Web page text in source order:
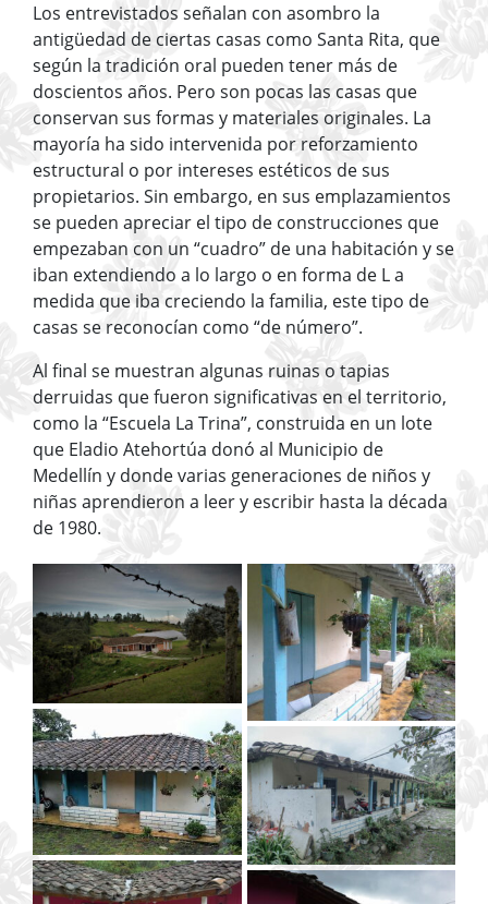
Los entrevistados señalan con asombro la
antigüedad de ciertas casas como Santa Rita, que
según la tradición oral pueden tener más de
doscientos años. Pero son pocas las casas que
conservan sus formas y materiales originales. La
mayoría ha sido intervenida por reforzamiento
estructural o por intereses estéticos de sus
propietarios. Sin embargo, en sus emplazamientos
se pueden apreciar el tipo de construcciones que
empezaban con un “cuadro” de una habitación y se
iban extendiendo a lo largo o en forma de L a
medida que iba creciendo la familia, este tipo de
casas se reconocían como “de número”.
Al final se muestran algunas ruinas o tapias
derruidas que fueron significativas en el territorio,
como la “Escuela La Trina”, construida en un lote
que Eladio Atehortúa donó al Municipio de
Medellín y donde varias generaciones de niños y
niñas aprendieron a leer y escribir hasta la década
de 1980.